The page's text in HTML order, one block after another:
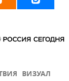
ВИЗУАЛ